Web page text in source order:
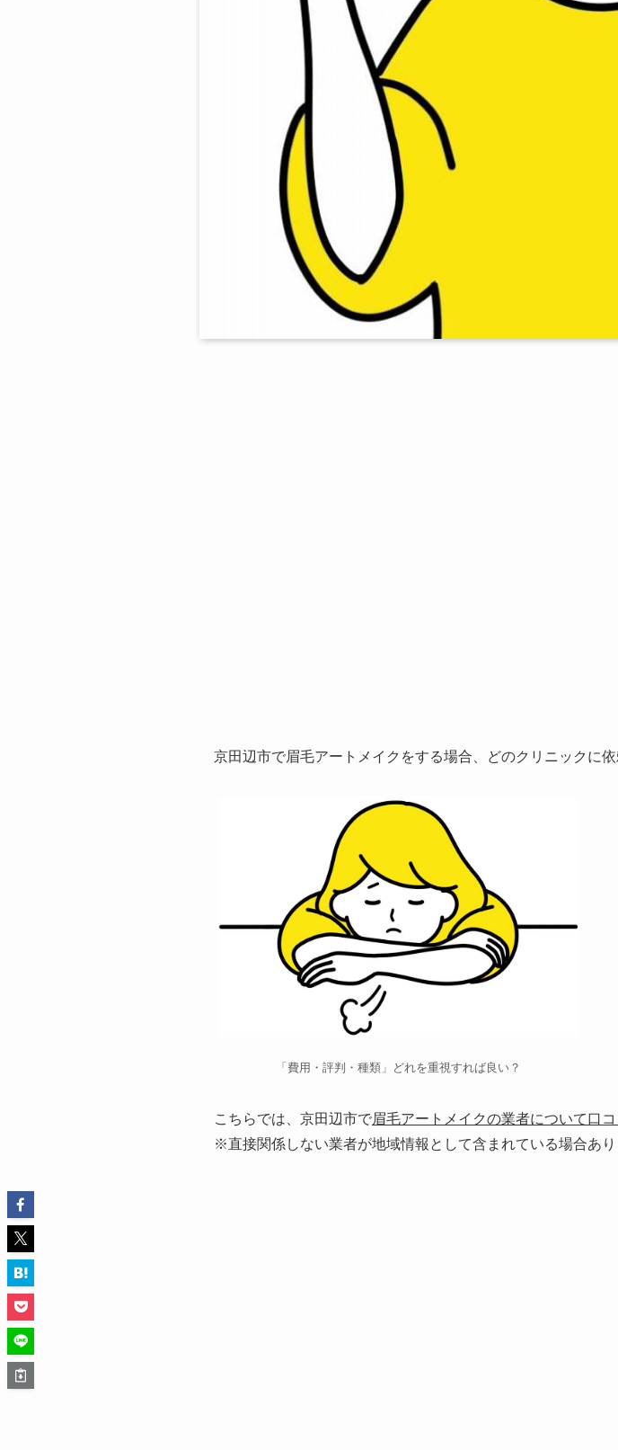
京田辺市で眉毛アートメイクをする場合、 どのクリニックに
「費用・評判・種類」どれを重視すれば良い？
こちらでは、京田辺市で眉毛アートメイクの業者について口
※直接関係しない業者が地域情報として含まれている場合あり